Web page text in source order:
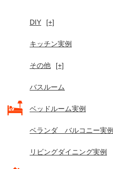
DIY [+]
キッチン実例
その他 [+]
バスルーム
ベッドルーム実例
ベランダ バルコニー実例
リビングダイニング実例